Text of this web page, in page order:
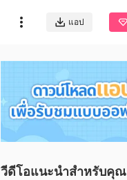
แอป
วีดีโอแนะนำสำหรับคุณ